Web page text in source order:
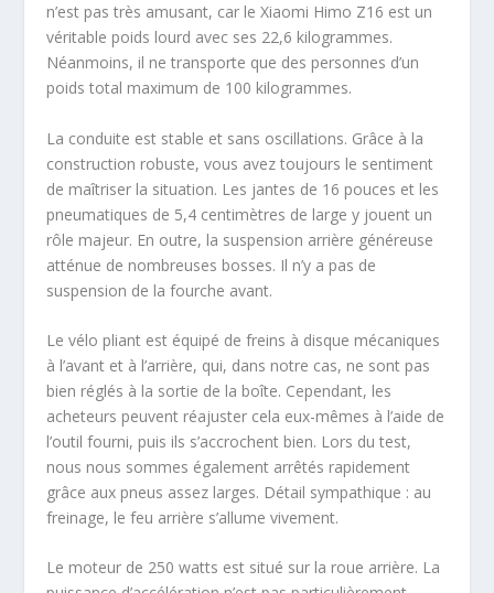
n’est pas très amusant, car le Xiaomi Himo Z16 est un
véritable poids lourd avec ses 22,6 kilogrammes.
Néanmoins, il ne transporte que des personnes d’un
poids total maximum de 100 kilogrammes.
La conduite est stable et sans oscillations. Grâce à la
construction robuste, vous avez toujours le sentiment
de maîtriser la situation. Les jantes de 16 pouces et les
pneumatiques de 5,4 centimètres de large y jouent un
rôle majeur. En outre, la suspension arrière généreuse
atténue de nombreuses bosses. Il n’y a pas de
suspension de la fourche avant.
Le vélo pliant est équipé de freins à disque mécaniques
à l’avant et à l’arrière, qui, dans notre cas, ne sont pas
bien réglés à la sortie de la boîte. Cependant, les
acheteurs peuvent réajuster cela eux-mêmes à l’aide de
l’outil fourni, puis ils s’accrochent bien. Lors du test,
nous nous sommes également arrêtés rapidement
grâce aux pneus assez larges. Détail sympathique : au
freinage, le feu arrière s’allume vivement.
Le moteur de 250 watts est situé sur la roue arrière. La